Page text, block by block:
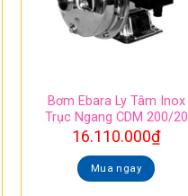
Bơm Ebara Ly Tâm Inox
Trục Ngang CDM 200/20
16.110.000₫
Mua ngay